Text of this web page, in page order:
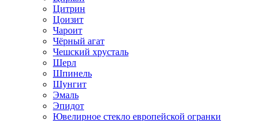
Цитрин
Цоизит
Чароит
Чёрный агат
Чешский хрусталь
Шерл
Шпинель
Шунгит
Эмаль
Эпидот
Ювелирное стекло европейской огранки